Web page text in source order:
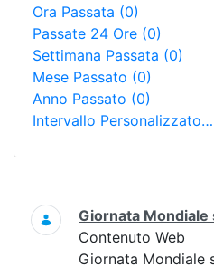
Ora Passata (0)
Passate 24 Ore (0)
Settimana Passata (0)
Mese Passato (0)
Anno Passato (0)
Intervallo Personalizzato…
Ricerca
Giornata Mondiale
Contenuto Web
Giornata Mondiale